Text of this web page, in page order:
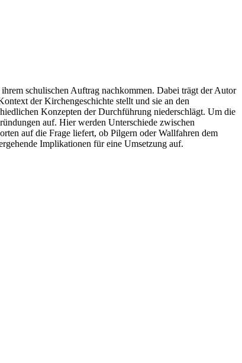
schulischen Auftrag nachkommen. Dabei trägt der Autor
der Kirchengeschichte stellt und sie an den
Konzepten der Durchführung niederschlägt. Um die
auf. Hier werden Unterschiede zwischen
auf die Frage liefert, ob Pilgern oder Wallfahren dem
Implikationen für eine Umsetzung auf.